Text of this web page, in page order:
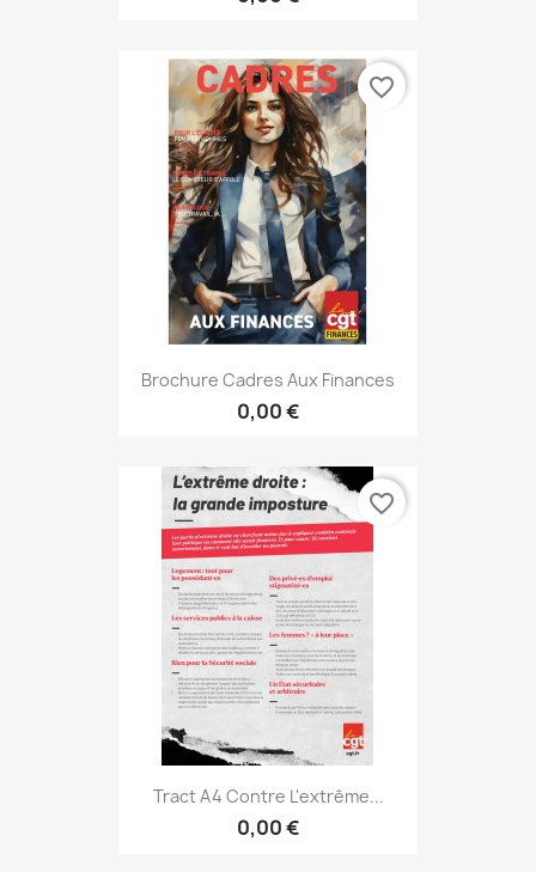
Brochure Cadres Aux Finances
0,00 €
favorite_border
Tract A4 Contre L'extrême...
0,00 €
favorite_border